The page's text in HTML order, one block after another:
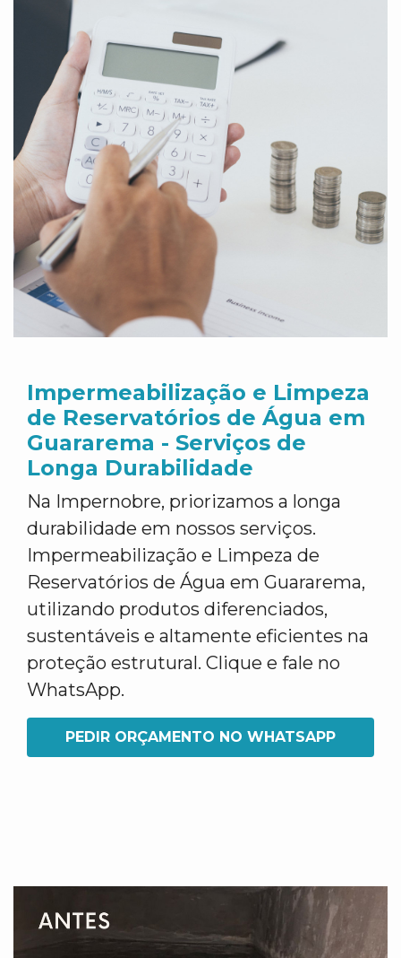
Impermeabilização e Limpeza
de Reservatórios de Água em
Guararema - Serviços de
Longa Durabilidade
Na Impernobre, priorizamos a longa
durabilidade em nossos serviços.
Impermeabilização e Limpeza de
Reservatórios de Água em Guararema,
utilizando produtos diferenciados,
sustentáveis e altamente eficientes na
proteção estrutural. Clique e fale no
WhatsApp.
PEDIR ORÇAMENTO NO WHATSAPP